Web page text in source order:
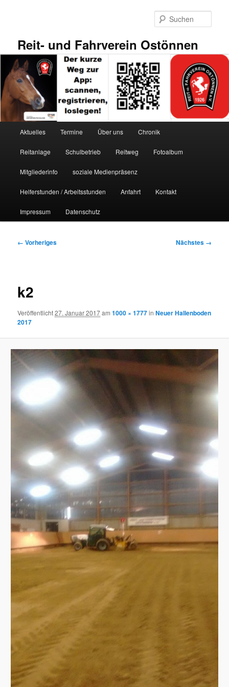
Reit- und Fahrverein Ostönnen
Aktuelles Termine Über uns Chronik
Reitanlage Schulbetrieb Reitweg Fotoalbum
Mitgliederinfo soziale Medienpräsenz
Helferstunden / Arbeitsstunden Anfahrt Kontakt
Impressum Datenschutz
Bilder-
← Vorheriges Nächstes →
k2
Veröffentlicht27. Januar 2017am1000 × 1777inNeuer Hallenboden
2017